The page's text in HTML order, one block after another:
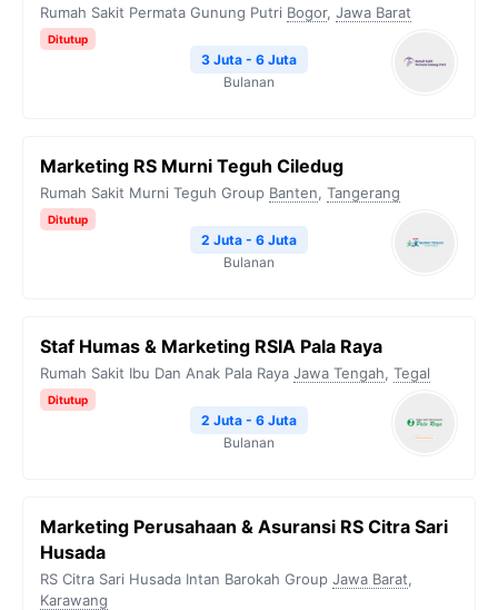
Rumah Sakit Permata Gunung Putri Bogor, Jawa Barat
Ditutup
3 Juta - 6 Juta
Bulanan
Marketing RS Murni Teguh Ciledug
Rumah Sakit Murni Teguh Group Banten, Tangerang
Ditutup
2 Juta - 6 Juta
Bulanan
Staf Humas & Marketing RSIA Pala Raya
Rumah Sakit Ibu Dan Anak Pala Raya Jawa Tengah, Tegal
Ditutup
2 Juta - 6 Juta
Bulanan
Marketing Perusahaan & Asuransi RS Citra Sari
Husada
RS Citra Sari Husada Intan Barokah Group Jawa Barat,
Karawang